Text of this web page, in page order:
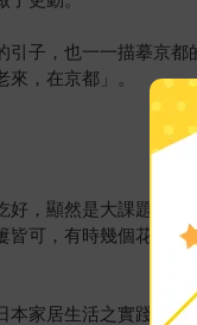
子，也一一描摹京
，在京都」。
好，顯然是大課題，
可，有時幾個花捲
本家居生活之實踐。